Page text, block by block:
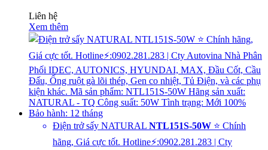
Liên hệ
Xem thêm
Điện trở sấy NATURAL NTL151S-50W ⭐ Chính
hãng, Giá cực tốt. Hotline⚡:0902.281.283 | Cty